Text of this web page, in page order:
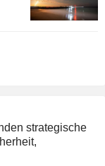
strategische